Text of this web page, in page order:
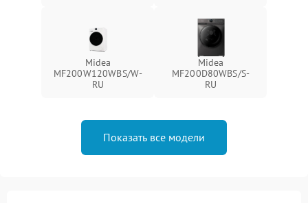
Midea
MF200W120WBS/W-
RU
Midea
MF200D80WBS/S-
RU
Показать все модели